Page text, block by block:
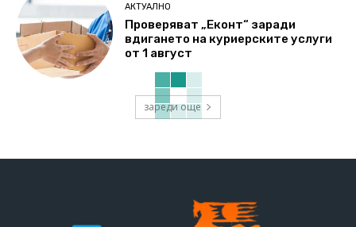
АКТУАЛНО
Проверяват „Еконт“ заради
вдигането на куриерските услуги
от 1 август
зареди още